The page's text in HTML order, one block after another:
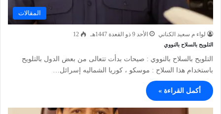
المقالات
لواء م سعيد الكناني الأحد 9 ذو القعدة 1447هـ 12
التلويح بالسلاح بالنووي
التلويح بالسلاح بالنووي : صيحات بدأت تتعالى من بعض الدول بالتلويح
باستخدام هذا السلاح : موسكو ، كوريا الشماليه إسرائل…
أكمل القراءة »